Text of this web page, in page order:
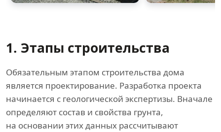
1. Этапы строительства
Обязательным этапом строительства дома
является проектирование. Разработка проекта
начинается с геологической экспертизы. Вначале
определяют состав и свойства грунта,
на основании этих данных рассчитывают